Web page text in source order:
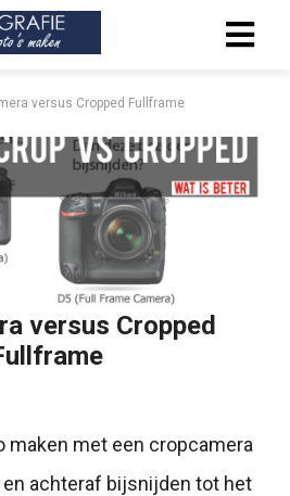
versus Cropped Fullframe
versus Cropped
maken met een cropcamera
achteraf bijsnijden tot het